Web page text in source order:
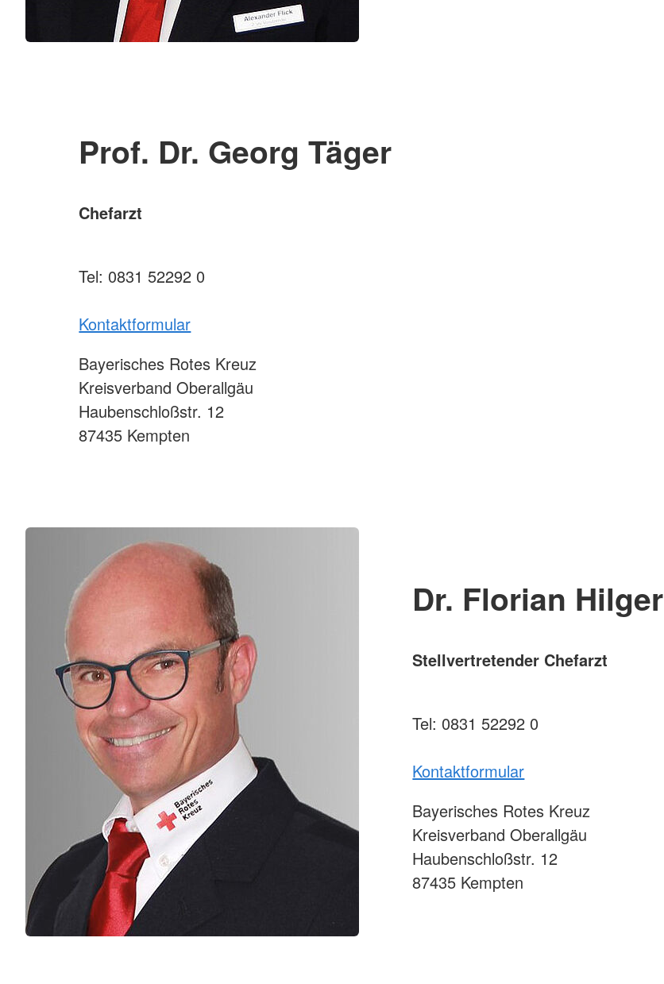
Prof. Dr. Georg Täger
Chefarzt
Tel: 0831 52292 0
Kontaktformular
Bayerisches Rotes Kreuz
Kreisverband Oberallgäu
Haubenschloßstr. 12
87435 Kempten
Dr. Florian Hilger
Stellvertretender Chefarzt
Tel: 0831 52292 0
Kontaktformular
Bayerisches Rotes Kreuz
Kreisverband Oberallgäu
Haubenschloßstr. 12
87435 Kempten